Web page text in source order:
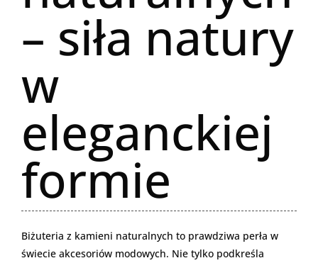
– siła natury
w
eleganckiej
formie
Biżuteria z kamieni naturalnych to prawdziwa perła w
świecie akcesoriów modowych. Nie tylko podkreśla